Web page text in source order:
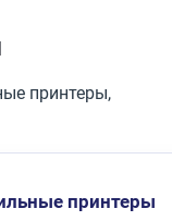
принтеры,
принтеры